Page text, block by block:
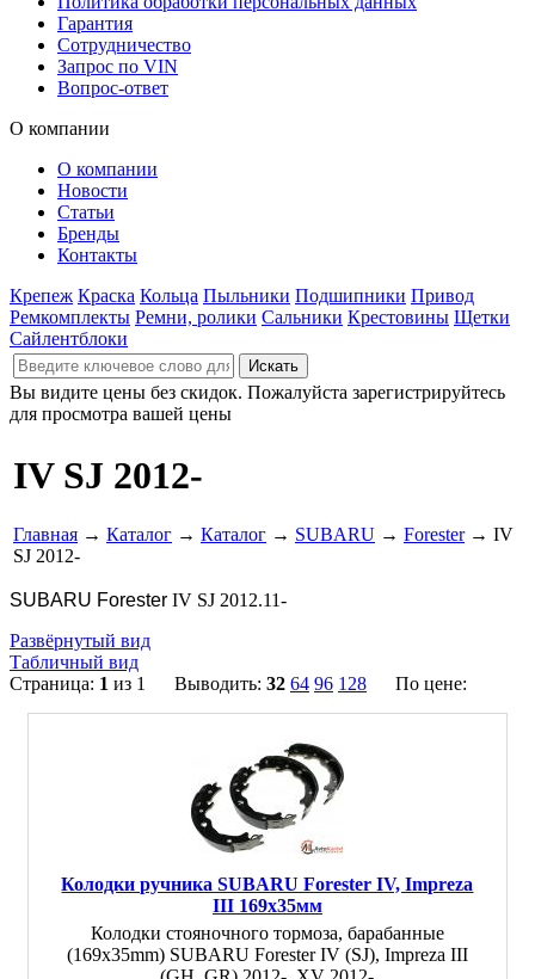
Гарантия
Сотрудничество
Запрос по VIN
Вопрос-ответ
О компании
О компании
Новости
Статьи
Бренды
Контакты
Крепеж Краска Кольца Пыльники Подшипники Привод
Ремкомплекты Ремни, ролики Сальники Крестовины Щетки
Сайлентблоки
Вы видите цены без скидок. Пожалуйста зарегистрируйтесь
для просмотра вашей цены
IV SJ 2012-
Главная → Каталог → Каталог → SUBARU → Forester→ IV
SJ 2012-
SUBARU Forester IV SJ 2012.11-
Развёрнутый вид
Табличный вид
Страница: 1 из 1 Выводить: 32 64 96 128 По цене:
Колодки ручника SUBARU Forester IV, Impreza
III 169x35мм
Колодки стояночного тормоза, барабанные
(169x35mm) SUBARU Forester IV (SJ), Impreza III